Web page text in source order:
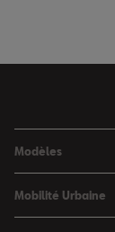
Modèles
SEAT Arona
Mobilité Urbaine